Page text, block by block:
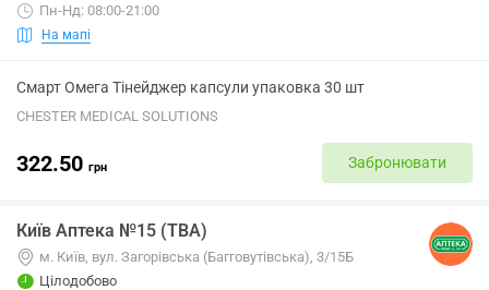
Пн-Нд: 08:00-21:00
На мапі
Смарт Омега Тінейджер капсули упаковка 30 шт
CHESTER MEDICAL SOLUTIONS
322.50 грн Забронювати
Київ Аптека №15 (ТВА)
м. Київ, вул. Загорівська (Багговутівська), 3/15Б
Цілодобово